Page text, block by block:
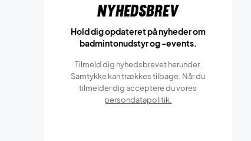
Nyhedsbrev
Hold dig opdateret på nyheder om
badmintonudstyr og -events.
Tilmeld dig nyhedsbrevet herunder.
Samtykke kan trækkes tilbage. Når du
tilmelder dig acceptere du vores
persondatapolitik.